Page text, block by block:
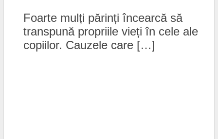
Foarte mulți părinți încearcă să
transpună propriile vieți în cele ale
copiilor. Cauzele care […]